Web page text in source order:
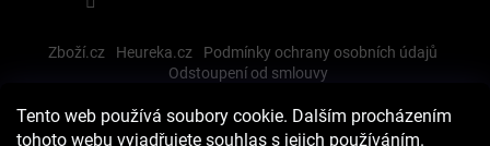
Tento web používá soubory cookie. Dalším procházením
tohoto webu vyjadřujete souhlas s jejich používáním.
Zboží.cz Heureka.cz
Podmínky ochrany osobních údajů
Odstoupení od smlouvy